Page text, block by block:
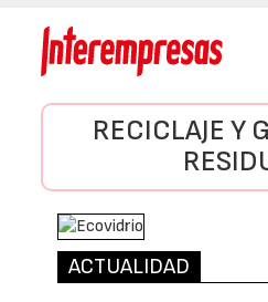
RECICLAJE Y
ACTUALIDAD